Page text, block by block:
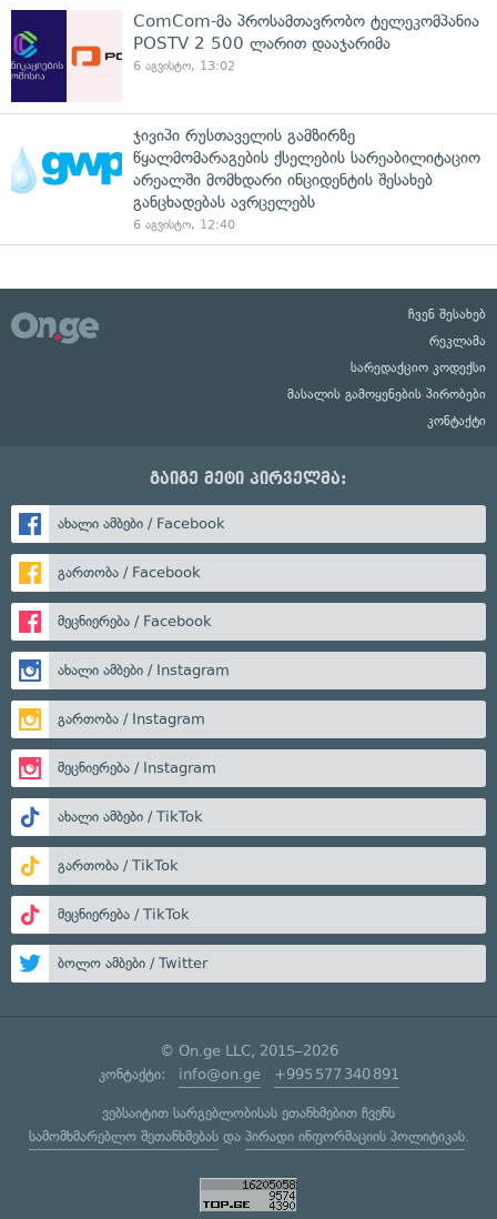
ComCom-მა პროსამთავრობო ტელეკომპანია
POSTV 2 500 ლარით დააჯარიმა
6 აგვისტო, 13:02
ჯივიპი რუსთაველის გამზირზე
წყალმომარაგების ქსელების სარეაბილიტაციო
არეალში მომხდარი ინციდენტის შესახებ
განცხადებას ავრცელებს
6 აგვისტო, 12:40
ჩვენ შესახებ
რეკლამა
სარედაქციო კოდექსი
მასალის გამოყენების პირობები
კონტაქტი
გაიგე მეტი პირველმა:
ახალი ამბები / Facebook
გართობა / Facebook
მეცნიერება / Facebook
ახალი ამბები / Instagram
გართობა / Instagram
მეცნიერება / Instagram
ახალი ამბები / TikTok
გართობა / TikTok
მეცნიერება / TikTok
ბოლო ამბები / Twitter
© On.ge LLC, 2015–2026
კონტაქტი: info@on.ge +995 577 340 891
ვებსაიტით სარგებლობისას ეთანხმებით ჩვენს
სამომხმარებლო შეთანხმებასდა პირადი ინფორმაციის პოლიტიკას.